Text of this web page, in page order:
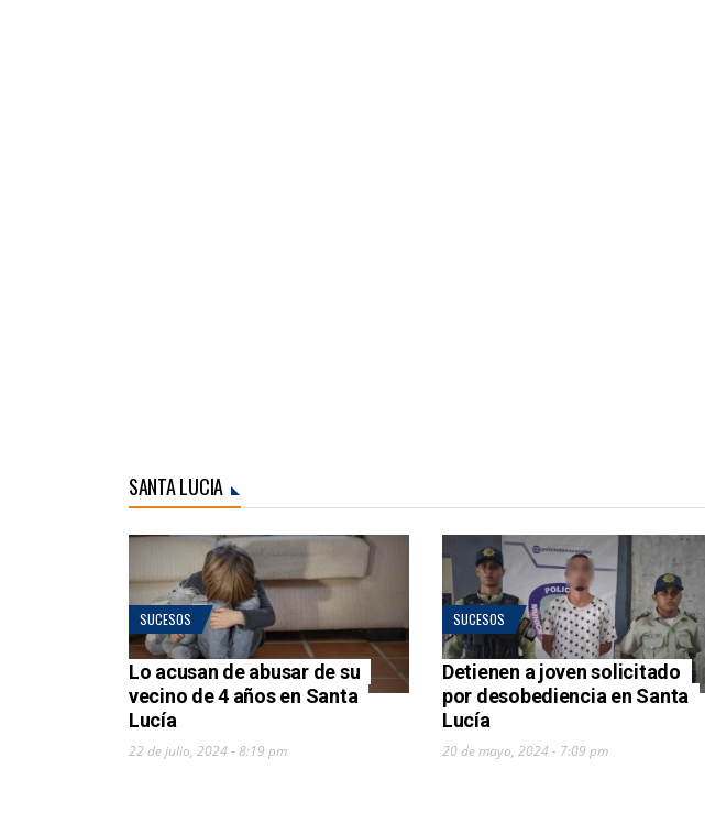
SANTA LUCIA
SUCESOS
Lo acusan de abusar de su
vecino de 4 años en Santa
Lucía
22 de julio, 2024 - 8:19 pm
SUCESOS
Detienen a joven solicitado
por desobediencia en Santa
Lucía
20 de mayo, 2024 - 7:09 pm